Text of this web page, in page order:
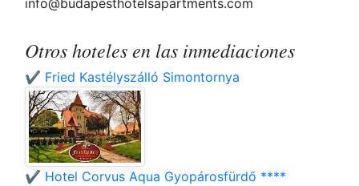
info@budapesthotelsapartments.com
Otros hoteles en las inmediaciones
✔️ Fried Kastélyszálló Simontornya
✔️ Hotel Corvus Aqua Gyopárosfürdő ****